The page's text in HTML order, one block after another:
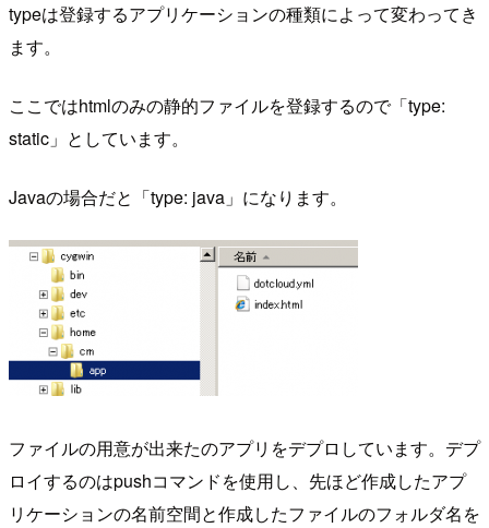
typeは登録するアプリケーションの種類によって変わってき
ます。
ここではhtmlのみの静的ファイルを登録するので「type:
static」としています。
Javaの場合だと「type: java」になります。
ファイルの用意が出来たのアプリをデプロしています。デプ
ロイするのはpushコマンドを使用し、先ほど作成したアプ
リケーションの名前空間と作成したファイルのフォルダ名を